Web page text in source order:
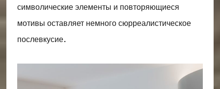
символические элементы и повторяющиеся
мотивы оставляет немного сюрреалистическое
послевкусие.